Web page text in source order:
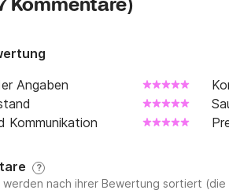
Kommentare
Angaben
Kommunikation
?
nach ihrer Bewertung sortiert